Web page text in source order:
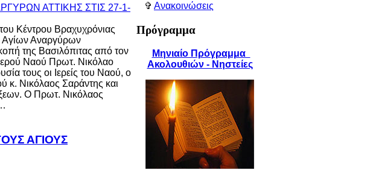
Κέντρου Βραχυχρόνιας
Αγίων Αναργύρων
της Βασιλόπιτας από τον
Ναού Πρωτ. Νικόλαο
τους οι Ιερείς του Ναού, ο
Νικόλαος Σαράντης και
Ο Πρωτ. Νικόλαος
ΑΓΙΟΥΣ
✞ Ανακοινώσεις
Πρόγραμμα
Μηνιαίο Πρόγραμμα
Ακολουθιών - Νηστείες